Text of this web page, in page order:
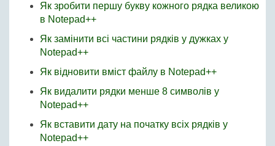
Як зробити першу букву кожного рядка великою
в Notepad++
Як замінити всі частини рядків у дужках у
Notepad++
Як відновити вміст файлу в Notepad++
Як видалити рядки менше 8 символів у
Notepad++
Як вставити дату на початку всіх рядків у
Notepad++